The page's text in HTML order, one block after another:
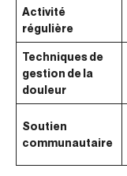
Activité
régulière
Techniques de
gestion de la
douleur
Soutien
communautaire